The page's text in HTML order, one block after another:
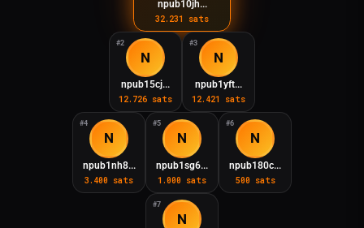
npub10jh...
32.231 sats
N
npub15cj...
12.726 sats
N
npub1yft...
12.421 sats
N
npub1nh8...
3.400 sats
N
npub1sg6...
1.000 sats
N
npub180c...
500 sats
N